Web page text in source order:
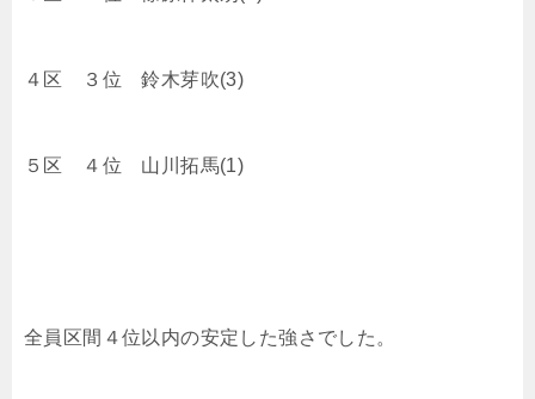
４区 ３位 鈴木芽吹(3)
５区 ４位 山川拓馬(1)
全員区間４位以内の安定した強さでした。